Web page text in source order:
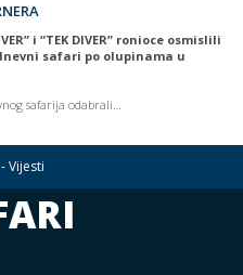
i “TEK DIVER” ronioce osmislili
safari po olupinama u
safarija odabrali…
Vijesti